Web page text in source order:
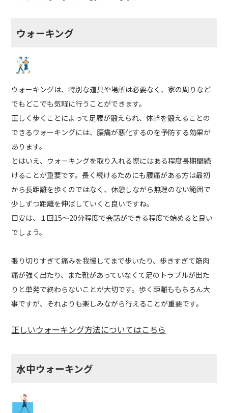
ウォーキング
ウォーキングは、特別な道具や場所は必要なく、家の周りなど
でもどこでも気軽に行うことができます。
正しく歩くことによって足腰が鍛えられ、体幹を鍛えることの
できるウォーキングには、腰痛が悪化するのを予防する効果が
あります。
とはいえ、ウォーキングを取り入れる際にはある程度長期間続
けることが重要です。長く続けるためにも腰痛がある方は最初
から長距離を歩くのではなく、休憩しながら無理のない範囲で
少しずつ距離を伸ばしていくと良いですね。
目安は、１回15～20分程度で会話ができる程度で始めると良い
でしょう。
張り切りすぎて痛みを我慢してまで歩いたり、歩きすぎて筋肉
痛が強く出たり、また靴があっていなくて足のトラブルが出た
りと単発で終わらないことが大切です。歩く距離ももちろん大
事ですが、それよりも楽しみながら行えることが重要です。
正しいウォーキング方法についてはこちら
水中ウォーキング